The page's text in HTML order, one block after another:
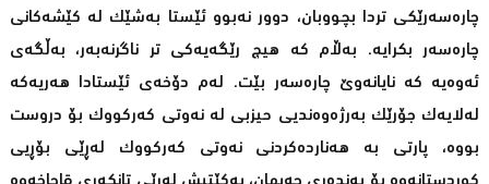
چارەسەرێكی تردا بچووبان، دوور نەبوو ئێستا بەشێك لە كێشەكانی
چارەسەر بكرایە. بەڵام كە هیچ رێگەیەكی تر ناگرنەبەر، بەڵگەی
ئەوەیە كە نایانەوێ‌ چارەسەر بێت. لەم دۆخەی ئێستادا هەریەكە
لەلایەك جۆرێك بەرژەوەندیی حیزبی لە نەوتی كەركووك بۆ دروست
بووە، پارتی بە هەناردەكردنی نەوتی كەركووك لەڕێی بۆڕیی